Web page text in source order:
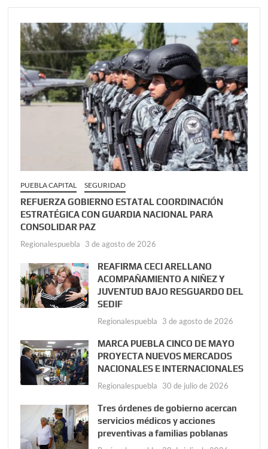
PUEBLA CAPITAL SEGURIDAD
REFUERZA GOBIERNO ESTATAL COORDINACIÓN
ESTRATÉGICA CON GUARDIA NACIONAL PARA
CONSOLIDAR PAZ
Regionalespuebla 3 de agosto de 2026
REAFIRMA CECI ARELLANO
ACOMPAÑAMIENTO A NIÑEZ Y
JUVENTUD BAJO RESGUARDO DEL
SEDIF
Regionalespuebla 3 de agosto de 2026
MARCA PUEBLA CINCO DE MAYO
PROYECTA NUEVOS MERCADOS
NACIONALES E INTERNACIONALES
Regionalespuebla 30 de julio de 2026
Tres órdenes de gobierno acercan
servicios médicos y acciones
preventivas a familias poblanas